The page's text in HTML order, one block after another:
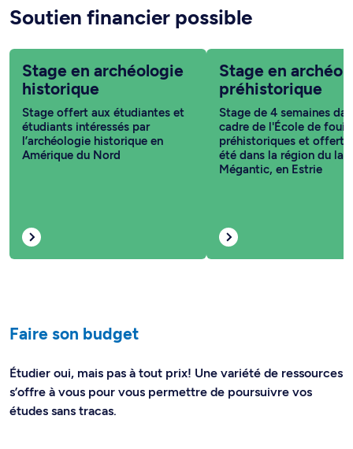
Soutien financier possible
Stage en archéologie
historique
Stage offert aux étudiantes et
étudiants intéressés par
l’archéologie historique en
Amérique du Nord
Stage en
préhistorique
Stage de 4 semaines
cadre de l'École de
préhistoriques et offert
été dans la région du lac
Mégantic, en Estrie
Faire son budget
Étudier oui, mais pas à tout prix! Une variété de ressources
s’offre à vous pour vous permettre de poursuivre vos
études sans tracas.